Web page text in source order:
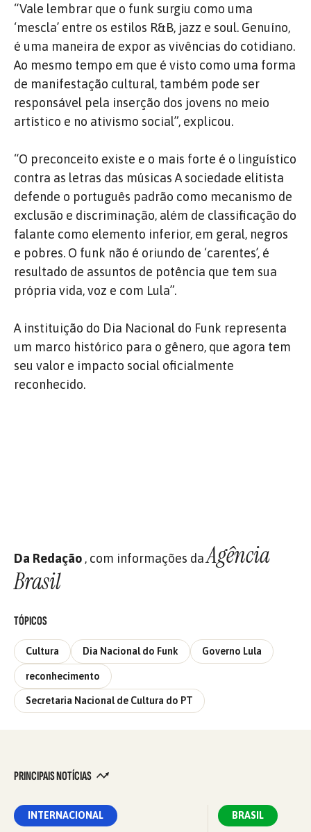
“Vale lembrar que o funk surgiu como uma
‘mescla’ entre os estilos R&B, jazz e soul. Genuíno,
é uma maneira de expor as vivências do cotidiano.
Ao mesmo tempo em que é visto como uma forma
de manifestação cultural, também pode ser
responsável pela inserção dos jovens no meio
artístico e no ativismo social”, explicou.
“O preconceito existe e o mais forte é o linguístico
contra as letras das músicas A sociedade elitista
defende o português padrão como mecanismo de
exclusão e discriminação, além de classificação do
falante como elemento inferior, em geral, negros
e pobres. O funk não é oriundo de ‘carentes’, é
resultado de assuntos de potência que tem sua
própria vida, voz e com Lula”.
A instituição do Dia Nacional do Funk representa
um marco histórico para o gênero, que agora tem
seu valor e impacto social oficialmente
reconhecido.
Da Redação , com informações daAgência
Brasil
TÓPICOS
Cultura Dia Nacional do Funk Governo Lula
reconhecimento
Secretaria Nacional de Cultura do PT
PRINCIPAIS NOTÍCIAS
INTERNACIONAL BRASIL